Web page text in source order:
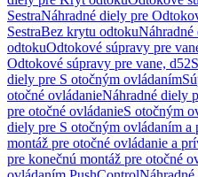
SestraNáhradné diely pre
SestraBez krytu odtoku
odtokuOdtokové súpravy pre
Odtokové súpravy pre vane, d52
diely pre S otočným ovládaním
otočné ovládanieNáhradné diely
pre otočné ovládanieS otočným
diely pre S otočným ovládaním a
montáž pre otočné ovládanie a
pre konečnú montáž pre otočné